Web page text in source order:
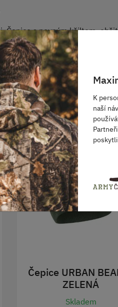
Čepice s pevným kšiltem,
Výrobce : MFH
Čepice URBAN
ZELENÁ
Skladem
K
naší